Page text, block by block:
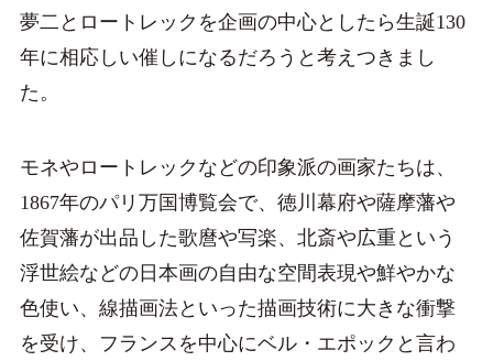
夢二とロートレックを企画の中心としたら生誕130
年に相応しい催しになるだろうと考えつきまし
た。
モネやロートレックなどの印象派の画家たちは、
1867年のパリ万国博覧会で、徳川幕府や薩摩藩や
佐賀藩が出品した歌麿や写楽、北斎や広重という
浮世絵などの日本画の自由な空間表現や鮮やかな
色使い、線描画法といった描画技術に大きな衝撃
を受け、フランスを中心にベル・エポックと言わ